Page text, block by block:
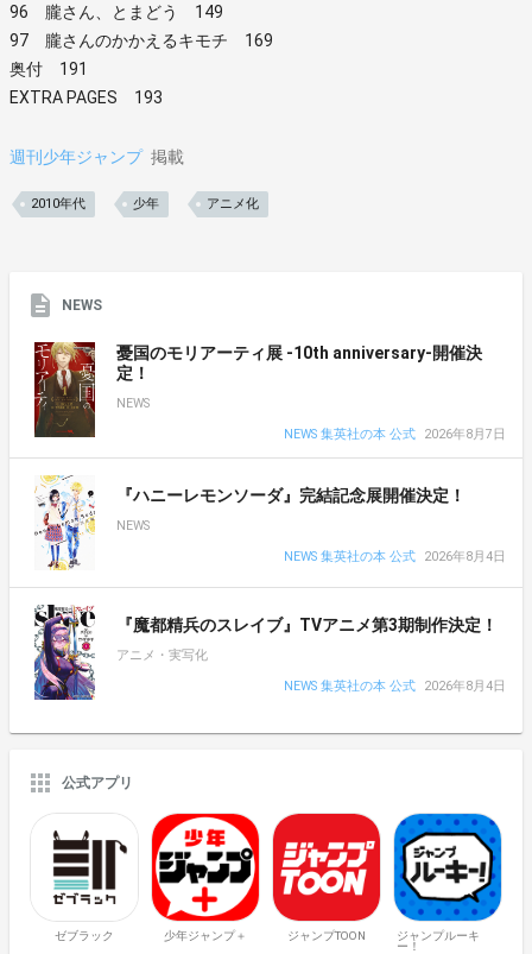
96 朧さん、とまどう 149
97 朧さんのかかえるキモチ 169
奥付 191
EXTRA PAGES 193
週刊少年ジャンプ 掲載
2010年代 少年 アニメ化
NEWS
憂国のモリアーティ展 -10th anniversary-開催決
定！
NEWS
NEWS 集英社の本 公式
2026年8月7日
『ハニーレモンソーダ』完結記念展開催決定！
NEWS
NEWS 集英社の本 公式
2026年8月4日
『魔都精兵のスレイブ』TVアニメ第3期制作決定！
アニメ・実写化
NEWS 集英社の本 公式
2026年8月4日
公式アプリ
ゼブラック 少年ジャンプ＋ ジャンプTOON
ジャンプルーキ
ー！